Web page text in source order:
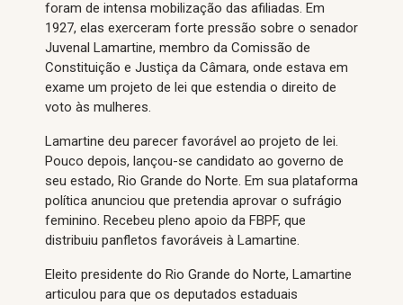
foram de intensa mobilização das afiliadas. Em
1927, elas exerceram forte pressão sobre o senador
Juvenal Lamartine, membro da Comissão de
Constituição e Justiça da Câmara, onde estava em
exame um projeto de lei que estendia o direito de
voto às mulheres.
Lamartine deu parecer favorável ao projeto de lei.
Pouco depois, lançou-se candidato ao governo de
seu estado, Rio Grande do Norte. Em sua plataforma
política anunciou que pretendia aprovar o sufrágio
feminino. Recebeu pleno apoio da FBPF, que
distribuiu panfletos favoráveis à Lamartine.
Eleito presidente do Rio Grande do Norte, Lamartine
articulou para que os deputados estaduais